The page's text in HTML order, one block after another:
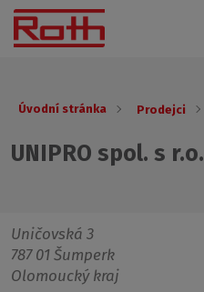
Úvodní stránka Prodejci
UNIPRO spol. s r.o.
Uničovská 3
787 01 Šumperk
Olomoucký kraj